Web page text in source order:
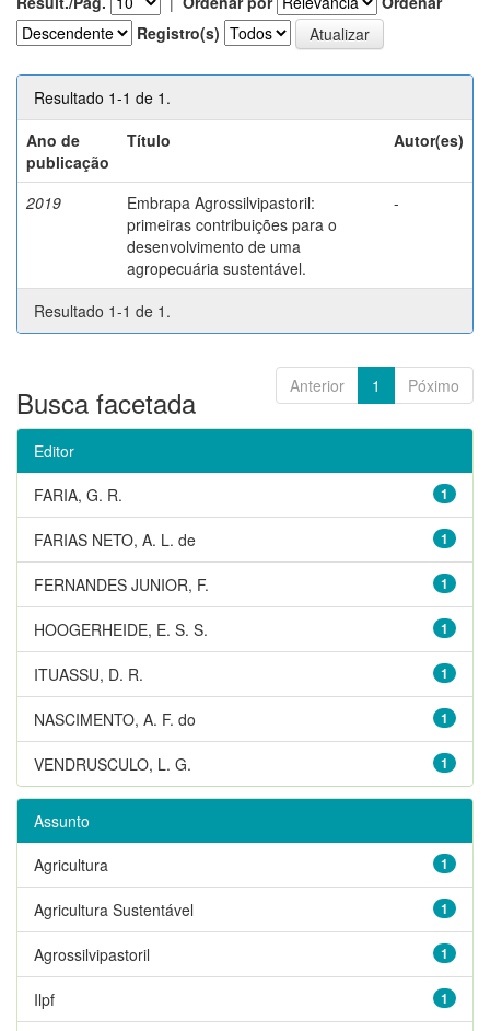
Registro(s)
Resultado 1-1 de 1.
Ano de
publicação
Título Autor(es)
2019
Embrapa Agrossilvipastoril:
primeiras contribuições para o
desenvolvimento de uma
agropecuária sustentável.
-
Resultado 1-1 de 1.
Anterior 1 Póximo
Busca facetada
Editor
1
FARIA, G. R.
1
FARIAS NETO, A. L. de
1
FERNANDES JUNIOR, F.
1
HOOGERHEIDE, E. S. S.
1
ITUASSU, D. R.
1
NASCIMENTO, A. F. do
1
VENDRUSCULO, L. G.
Assunto
1
Agricultura
1
Agricultura Sustentável
1
Agrossilvipastoril
1
Ilpf